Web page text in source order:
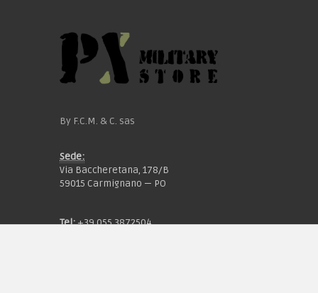
By F.C.M. & C. sas
Sede:
Via Baccheretana, 178/B
59015 Carmignano — PO
Tel:+39 055 3872504